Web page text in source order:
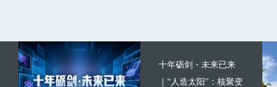
十年砺剑・未来已来
｜“人造太阳”：核聚变